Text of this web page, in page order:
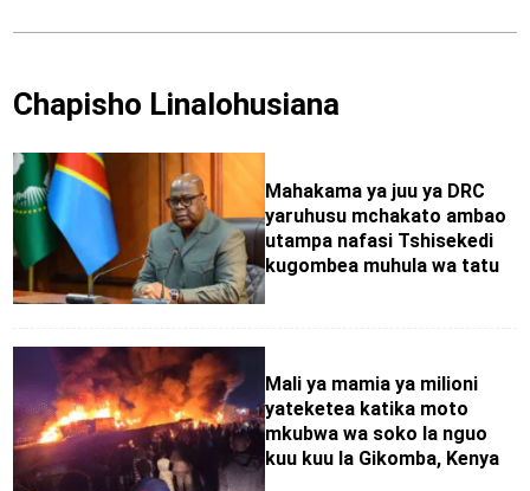
Chapisho Linalohusiana
Mahakama ya juu ya DRC
yaruhusu mchakato ambao
utampa nafasi Tshisekedi
kugombea muhula wa tatu
Mali ya mamia ya milioni
yateketea katika moto
mkubwa wa soko la nguo
kuu kuu la Gikomba, Kenya